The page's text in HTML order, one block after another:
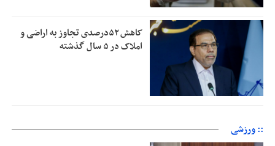
کاهش ۵۲درصدی تجاوز به اراضی و
املاک در ۵ سال گذشته
:: ورزشی